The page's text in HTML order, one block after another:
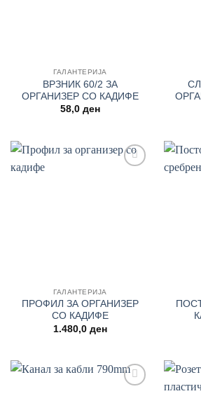
ГАЛАНТЕРИЈА
ВРЗНИК 60/2 ЗА
ОРГАНИЗЕР СО КАДИФЕ
58,0 ден
ГАЛАНТЕРИЈА
ПРОФИЛ ЗА ОРГАНИЗЕР
СО КАДИФЕ
1.480,0 ден